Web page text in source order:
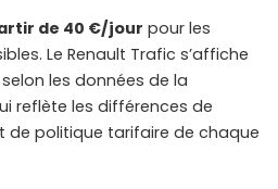
de 40 €/jour pour les
Le Renault Trafic s’affiche
les données de la
reflète les différences de
de politique tarifaire de chaque